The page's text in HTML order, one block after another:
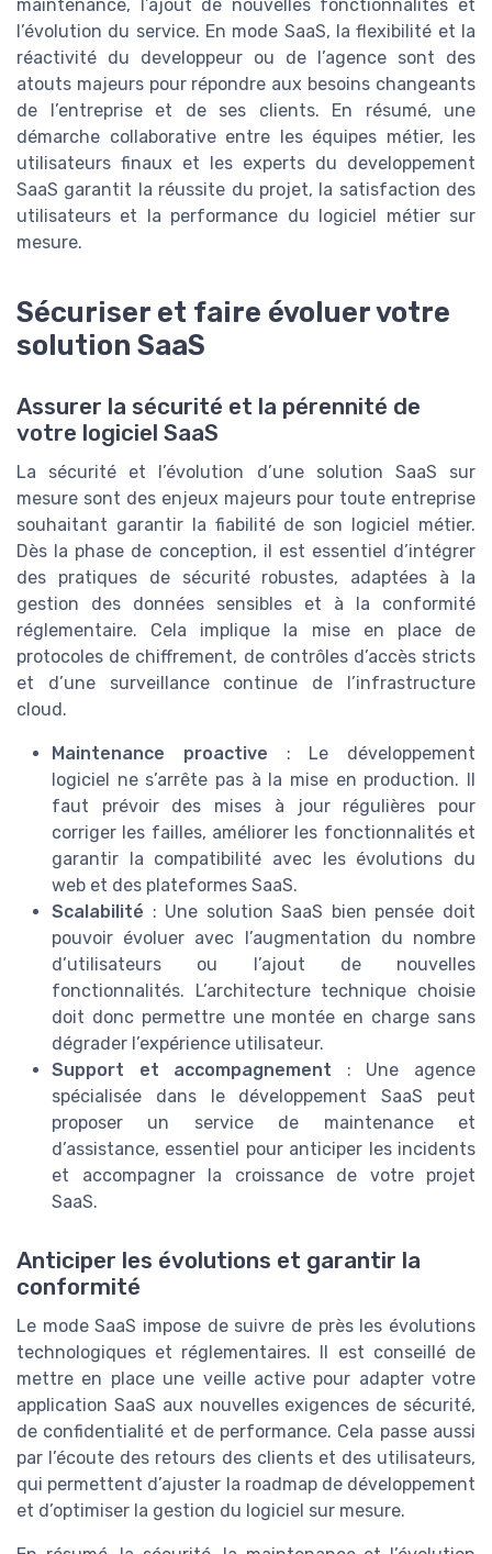
maintenance, l’ajout de nouvelles fonctionnalités et
l’évolution du service. En mode SaaS, la flexibilité et la
réactivité du developpeur ou de l’agence sont des
atouts majeurs pour répondre aux besoins changeants
de l’entreprise et de ses clients. En résumé, une
démarche collaborative entre les équipes métier, les
utilisateurs finaux et les experts du developpement
SaaS garantit la réussite du projet, la satisfaction des
utilisateurs et la performance du logiciel métier sur
mesure.
Sécuriser et faire évoluer votre
solution SaaS
Assurer la sécurité et la pérennité de
votre logiciel SaaS
La sécurité et l’évolution d’une solution SaaS sur
mesure sont des enjeux majeurs pour toute entreprise
souhaitant garantir la fiabilité de son logiciel métier.
Dès la phase de conception, il est essentiel d’intégrer
des pratiques de sécurité robustes, adaptées à la
gestion des données sensibles et à la conformité
réglementaire. Cela implique la mise en place de
protocoles de chiffrement, de contrôles d’accès stricts
et d’une surveillance continue de l’infrastructure
cloud.
Maintenance proactive : Le développement
logiciel ne s’arrête pas à la mise en production. Il
faut prévoir des mises à jour régulières pour
corriger les failles, améliorer les fonctionnalités et
garantir la compatibilité avec les évolutions du
web et des plateformes SaaS.
Scalabilité : Une solution SaaS bien pensée doit
pouvoir évoluer avec l’augmentation du nombre
d’utilisateurs ou l’ajout de nouvelles
fonctionnalités. L’architecture technique choisie
doit donc permettre une montée en charge sans
dégrader l’expérience utilisateur.
Support et accompagnement : Une agence
spécialisée dans le développement SaaS peut
proposer un service de maintenance et
d’assistance, essentiel pour anticiper les incidents
et accompagner la croissance de votre projet
SaaS.
Anticiper les évolutions et garantir la
conformité
Le mode SaaS impose de suivre de près les évolutions
technologiques et réglementaires. Il est conseillé de
mettre en place une veille active pour adapter votre
application SaaS aux nouvelles exigences de sécurité,
de confidentialité et de performance. Cela passe aussi
par l’écoute des retours des clients et des utilisateurs,
qui permettent d’ajuster la roadmap de développement
et d’optimiser la gestion du logiciel sur mesure.